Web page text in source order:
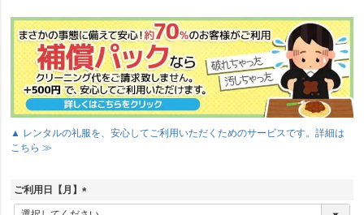
▲ レンタルの礼服を、安心してご利用いただくためのサービスです。詳細は
こちら ≫
ご利用日【月】
(